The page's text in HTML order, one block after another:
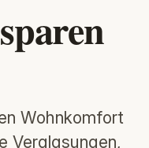
Wohnkomfort
Verglasungen,